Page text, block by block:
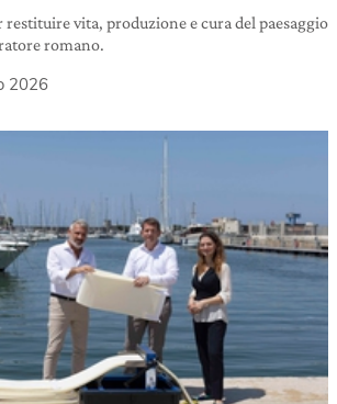
restituire vita, produzione e cura del paesaggio
romano.
2026